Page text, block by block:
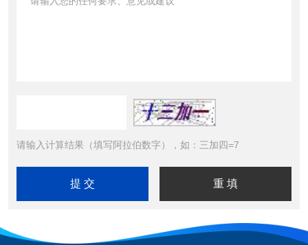
请输入计算结果（填写阿拉伯数字），如：三加四=7